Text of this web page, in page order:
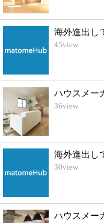
海外進出し
45view
ハウスメー
36view
海外進出し
30view
ハウスメー